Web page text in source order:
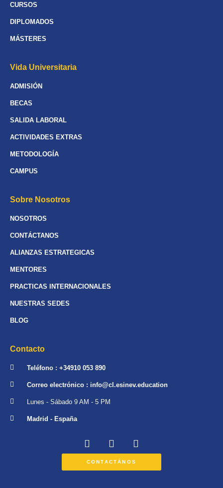
CURSOS
DIPLOMADOS
MÁSTERES
Vida Universitaria
ADMISIÓN
BECAS
SALIDA LABORAL
ACTIVIDADES EXTRAS
METODOLOGÍA
CAMPUS
Sobre Nosotros
NOSOTROS
CONTÁCTANOS
ALIANZAS ESTRATEGICAS
MENTORES
PRACTICAS INTERNACIONALES
NUESTRAS SEDES
BLOG
Contacto
Teléfono : +34910 053 890
Correo electrónico : info@cl.esinev.education
Lunes - Sábado 9 AM - 5 PM
Madrid - España
CONTACTÁNOS